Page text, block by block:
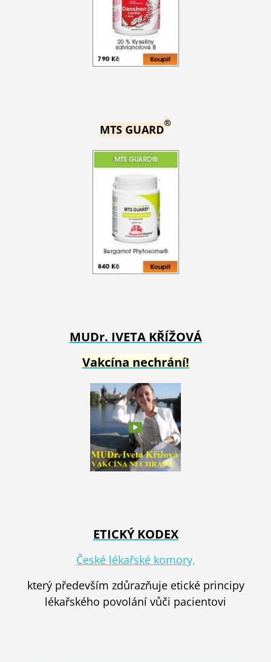
MTS GUARD®
MUDr. IVETA KŘÍŽOVÁ
Vakcína nechrání!
ETICKÝ KODEX
České lékařské komory,
který především zdůrazňuje etické principy
lékařského povolání vůči pacientovi